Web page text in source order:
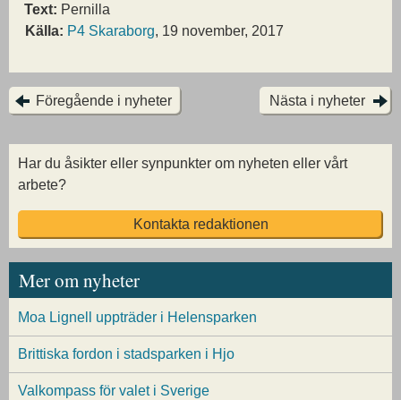
Text: Pernilla
Källa: P4 Skaraborg, 19 november, 2017
Föregående i nyheter Nästa i nyheter
Har du åsikter eller synpunkter om nyheten eller vårt
arbete?
Kontakta redaktionen
Mer om nyheter
Moa Lignell uppträder i Helensparken
Brittiska fordon i stadsparken i Hjo
Valkompass för valet i Sverige